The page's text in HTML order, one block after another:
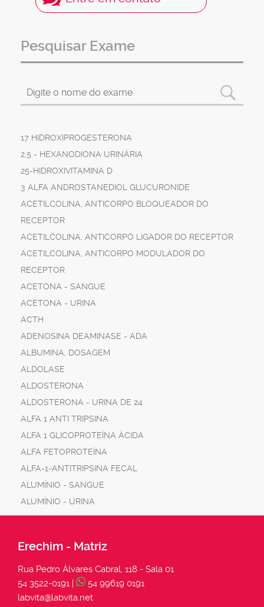
Pesquisar Exame
17 HIDROXIPROGESTERONA
2,5 - HEXANODIONA URINÁRIA
25-HIDROXIVITAMINA D
3 ALFA ANDROSTANEDIOL GLUCURONIDE
ACETILCOLINA, ANTICORPO BLOQUEADOR DO
RECEPTOR
ACETILCOLINA, ANTICORPO LIGADOR DO RECEPTOR
ACETILCOLINA, ANTICORPO MODULADOR DO
RECEPTOR
ACETONA - SANGUE
ACETONA - URINA
ACTH
ADENOSINA DEAMINASE - ADA
ALBUMINA, DOSAGEM
ALDOLASE
ALDOSTERONA
ALDOSTERONA - URINA DE 24
ALFA 1 ANTI TRIPSINA
ALFA 1 GLICOPROTEÍNA ÁCIDA
ALFA FETOPROTEÍNA
ALFA-1-ANTITRIPSINA FECAL
ALUMÍNIO - SANGUE
ALUMÍNIO - URINA
Erechim - Matriz
Rua Pedro Álvares Cabral, 118 - Sala 01
54 3522-0191 |
54 99619 0191
labvita@labvita.net